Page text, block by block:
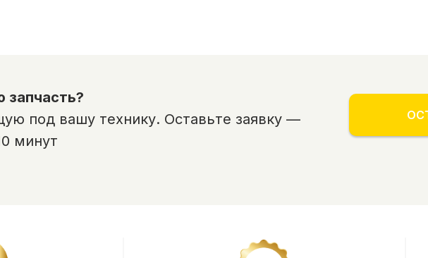
под вашу технику. Оставьте заявку —
минут